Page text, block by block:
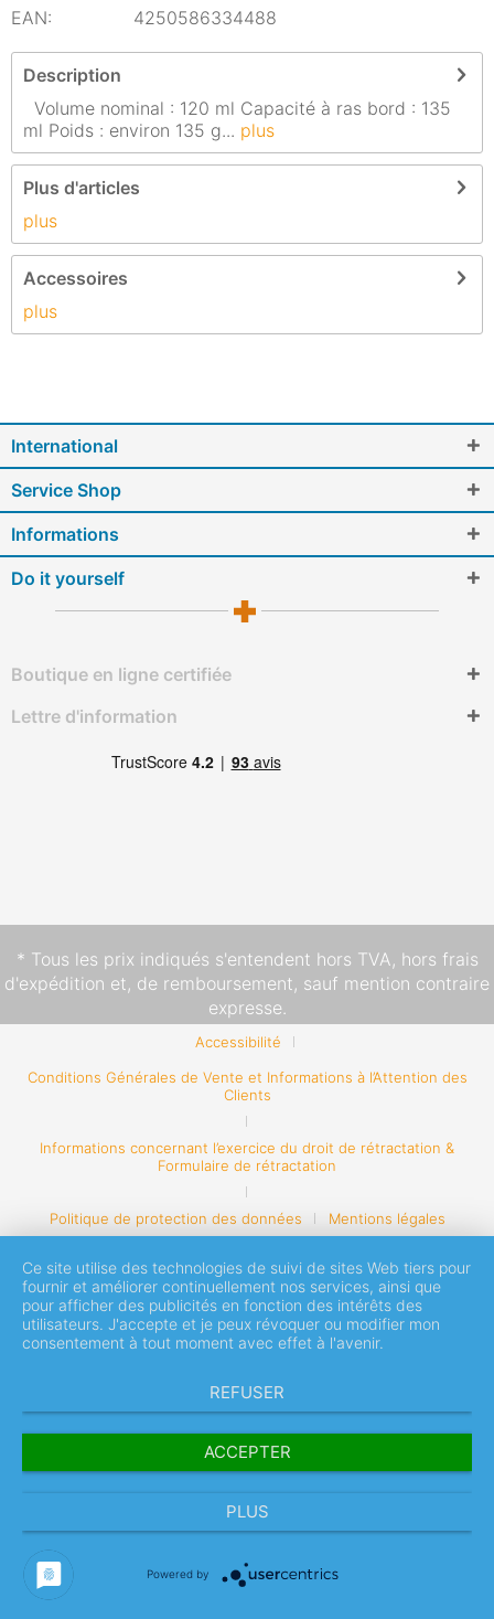
EAN:
4250586334488
Description
Volume nominal : 120 ml Capacité à ras bord : 135
ml Poids : environ 135 g... plus
Plus d'articles
plus
Accessoires
plus
International
Service Shop
Informations
Do it yourself
Boutique en ligne certifiée
Lettre d'information
* Tous les prix indiqués s'entendent hors TVA, hors frais
d'expédition et, de remboursement, sauf mention contraire
expresse.
Accessibilité
Conditions Générales de Vente et Informations à l’Attention des
Clients
Informations concernant l’exercice du droit de rétractation &
Formulaire de rétractation
Politique de protection des données Mentions légales
Ce site utilise des technologies de suivi de sites Web tiers pour
fournir et améliorer continuellement nos services, ainsi que
pour afficher des publicités en fonction des intérêts des
utilisateurs. J'accepte et je peux révoquer ou modifier mon
consentement à tout moment avec effet à l'avenir.
REFUSER
ACCEPTER
PLUS
Powered by